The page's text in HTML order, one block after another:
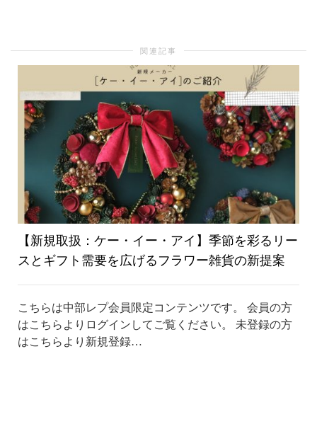
え
関連記事
【新規取扱：ケー・イー・アイ】季節を彩るリー
スとギフト需要を広げるフラワー雑貨の新提案
こちらは中部レプ会員限定コンテンツです。 会員の方
はこちらよりログインしてご覧ください。 未登録の方
はこちらより新規登録…